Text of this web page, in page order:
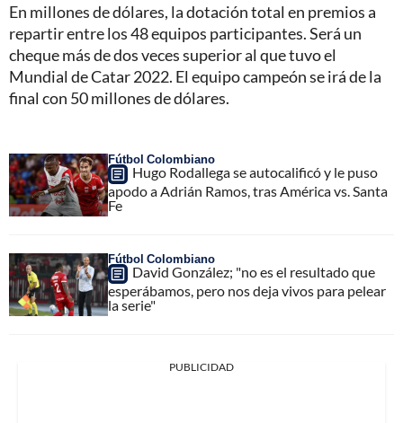
En millones de dólares, la dotación total en premios a
repartir entre los 48 equipos participantes. Será un
cheque más de dos veces superior al que tuvo el
Mundial de Catar 2022. El equipo campeón se irá de la
final con 50 millones de dólares.
Fútbol Colombiano
Hugo Rodallega se autocalificó y le puso
apodo a Adrián Ramos, tras América vs. Santa
Fe
Fútbol Colombiano
David González; "no es el resultado que
esperábamos, pero nos deja vivos para pelear
la serie"
PUBLICIDAD